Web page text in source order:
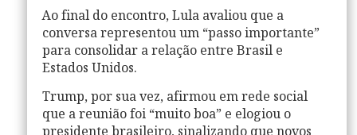
Ao final do encontro, Lula avaliou que a
conversa representou um “passo importante”
para consolidar a relação entre Brasil e
Estados Unidos.
Trump, por sua vez, afirmou em rede social
que a reunião foi “muito boa” e elogiou o